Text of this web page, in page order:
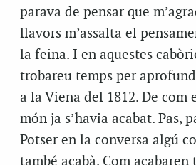
parava de pensar que
llavors m’assalta el
la feina. I en aquestes
trobareu temps per
a la Viena del 1812. De
món ja s’havia acabat. Pas,
Potser en la conversa algú
també acabà. Com